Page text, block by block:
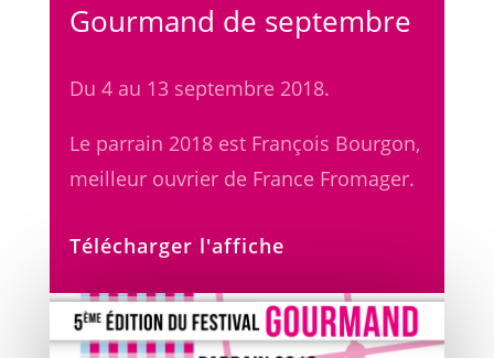
Gourmand de septembre
Du 4 au 13 septembre 2018.
Le parrain 2018 est François Bourgon,
meilleur ouvrier de France Fromager.
Télécharger l'affiche